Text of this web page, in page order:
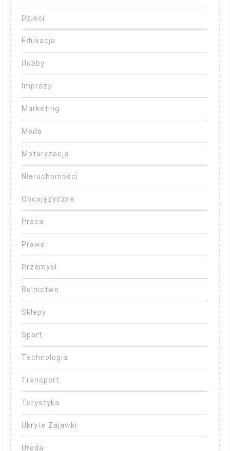
Dzieci
Edukacja
Hobby
Imprezy
Marketing
Moda
Motoryzacja
Nieruchomości
Obcojęzyczne
Praca
Prawo
Przemysł
Rolnictwo
Sklepy
Sport
Technologia
Transport
Turystyka
Ukryte Zajawki
Uroda